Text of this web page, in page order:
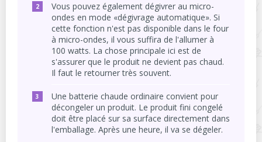
Vous pouvez également dégivrer au micro-
ondes en mode «dégivrage automatique». Si
cette fonction n'est pas disponible dans le four
à micro-ondes, il vous suffira de l'allumer à
100 watts. La chose principale ici est de
s'assurer que le produit ne devient pas chaud.
Il faut le retourner très souvent.
Une batterie chaude ordinaire convient pour
décongeler un produit. Le produit fini congelé
doit être placé sur sa surface directement dans
l'emballage. Après une heure, il va se dégeler.